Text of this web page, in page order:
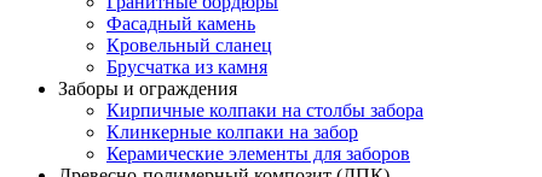
Фасадный камень
Кровельный сланец
Брусчатка из камня
Заборы и ограждения
Кирпичные колпаки на столбы забора
Клинкерные колпаки на забор
Керамические элементы для заборов